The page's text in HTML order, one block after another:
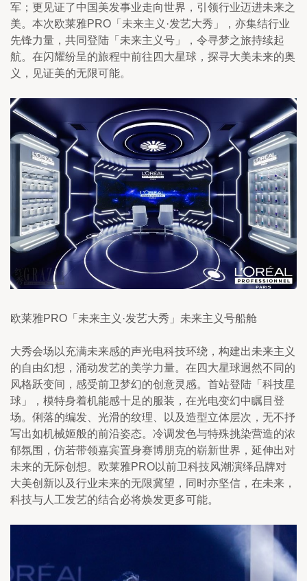
军；更见证了中国美发事业走向世界，引领行业迈进未来之
美。本次欧莱雅PRO「未来主义·发艺大秀」，亦集结行业
先锋力量，共同登陆「未来主义号」，令寻梦之旅持续起
航。在闪耀纷呈的旅程中前往四大星球，探寻大美未来的奥
义，见证美的无限可能。
欧莱雅PRO「未来主义·发艺大秀」未来主义号船舱
大秀会场以充满未来感的声光电科技环绕，构建出未来主义
的自由幻想，涌动发艺的美学力量。在四大星球迥然不同的
风格跃变间，感受前卫梦幻的创意灵感。首站登陆「科技星
球」，模特身着机能感十足的服装，在光电变幻中瞩目登
场。俐落的编发、光滑的纹理、以及造型立体层次，无不抒
写出如机械姬般的前沿姿态。冷调发色与特殊挑染营造的浓
郁氛围，仿若带领嘉宾置身赛博朋克的崭新世界，延伸出对
未来的无际创想。欧莱雅PRO以前卫科技风潮演绎品牌对
大美创新以及行业未来的无限冀望，同时亦坚信，在未来，
科技与人工发艺的结合必将焕发更多可能。